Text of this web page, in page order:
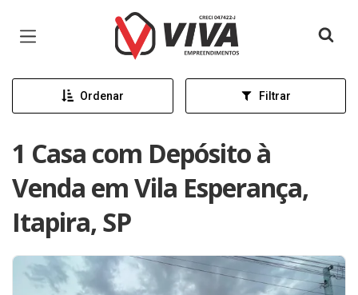
Página inicial
Ordenar Filtrar
1 Casa com Depósito à
Venda em Vila Esperança,
Itapira, SP